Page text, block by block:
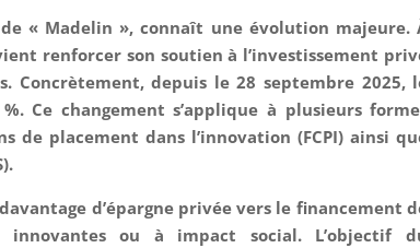
« Madelin », connaît une évolution majeure.
renforcer son soutien à l’investissement
Concrètement, depuis le 28 septembre 2025,
Ce changement s’applique à plusieurs
de placement dans l’innovation (FCPI) ainsi
d’épargne privée vers le financement
ou à impact social. L’objectif